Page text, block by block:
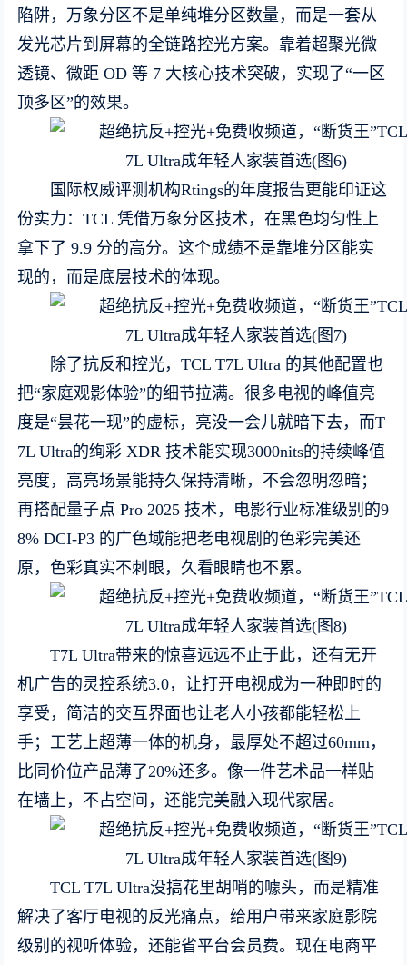
陷阱，万象分区不是单纯堆分区数量，而是一套从
发光芯片到屏幕的全链路控光方案。靠着超聚光微
透镜、微距 OD 等 7 大核心技术突破，实现了“一区
顶多区”的效果。
国际权威评测机构Rtings的年度报告更能印证这
份实力：TCL 凭借万象分区技术，在黑色均匀性上
拿下了 9.9 分的高分。这个成绩不是靠堆分区能实
现的，而是底层技术的体现。
除了抗反和控光，TCL T7L Ultra 的其他配置也
把“家庭观影体验”的细节拉满。很多电视的峰值亮
度是“昙花一现”的虚标，亮没一会儿就暗下去，而T
7L Ultra的绚彩 XDR 技术能实现3000nits的持续峰值
亮度，高亮场景能持久保持清晰，不会忽明忽暗；
再搭配量子点 Pro 2025 技术，电影行业标准级别的9
8% DCI-P3 的广色域能把老电视剧的色彩完美还
原，色彩真实不刺眼，久看眼睛也不累。
T7L Ultra带来的惊喜远远不止于此，还有无开
机广告的灵控系统3.0，让打开电视成为一种即时的
享受，简洁的交互界面也让老人小孩都能轻松上
手；工艺上超薄一体的机身，最厚处不超过60mm，
比同价位产品薄了20%还多。像一件艺术品一样贴
在墙上，不占空间，还能完美融入现代家居。
TCL T7L Ultra没搞花里胡哨的噱头，而是精准
解决了客厅电视的反光痛点，给用户带来家庭影院
级别的视听体验，还能省平台会员费。现在电商平